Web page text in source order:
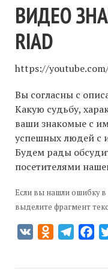
ВИДЕО
RIAD
https://
Вы согласны с
Какую судьбу,
ваши знакомые с
успешных людей с
Будем рады
посетителями
Если вы нашли ошибку
выделите фрагмент
VK